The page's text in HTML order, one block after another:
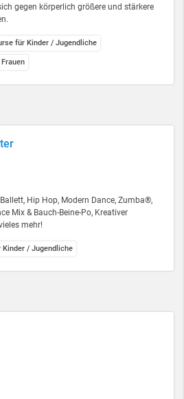
gegen körperlich größere und stärkere
für Kinder / Jugendliche
Hip Hop, Modern Dance, Zumba®,
Mix & Bauch-Beine-Po, Kreativer
mehr!
Kinder / Jugendliche